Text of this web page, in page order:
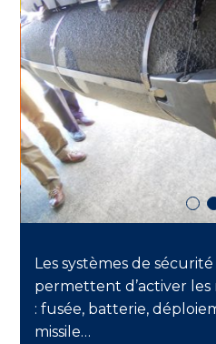
Les systèmes de
permettent d’activer les
: fusée, batterie,
missile…